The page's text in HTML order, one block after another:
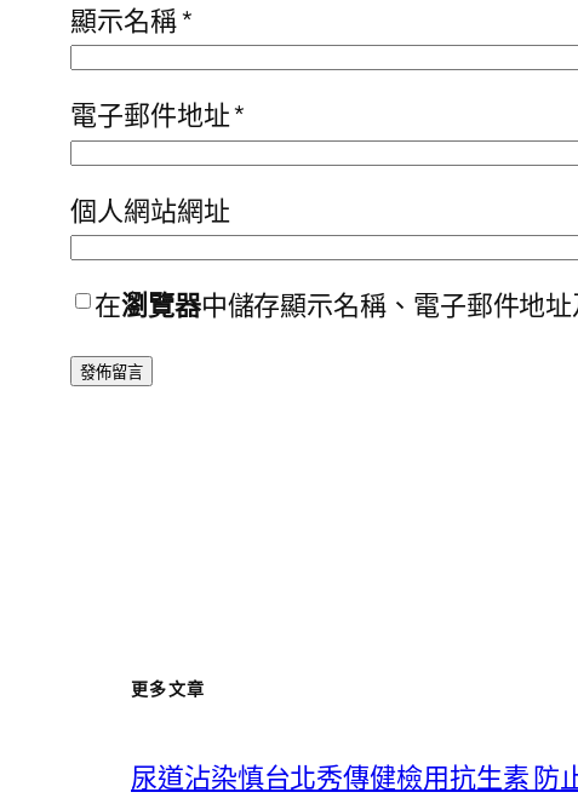
顯示名稱*
電子郵件地址*
個人網站網址
在瀏覽器中儲存顯示名稱、電子郵件地
更多文章
尿道沾染慎台北秀傳健檢用抗生素 防